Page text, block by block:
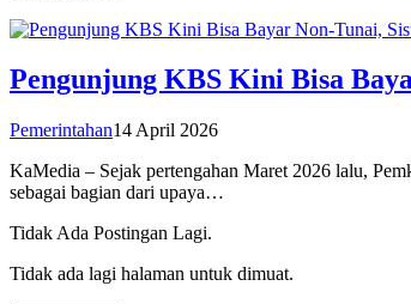
Pengunjung KBS Kini Bisa
Pemerintahan14 April 2026
KaMedia – Sejak pertengahan Maret 2026 lalu,
sebagai bagian dari upaya…
Tidak Ada Postingan Lagi.
Tidak ada lagi halaman untuk dimuat.